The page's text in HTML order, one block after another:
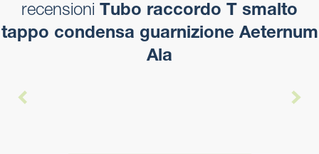
recensioni Tubo raccordo T smalto
tappo condensa guarnizione Aeternum
Ala